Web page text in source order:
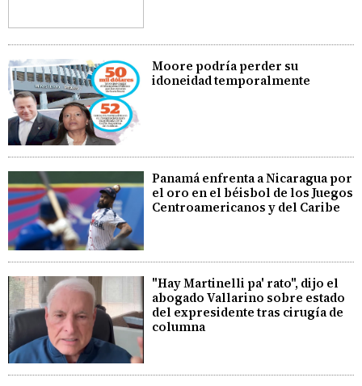
Moore podría perder su
idoneidad temporalmente
Panamá enfrenta a Nicaragua por
el oro en el béisbol de los Juegos
Centroamericanos y del Caribe
"Hay Martinelli pa' rato", dijo el
abogado Vallarino sobre estado
del expresidente tras cirugía de
columna